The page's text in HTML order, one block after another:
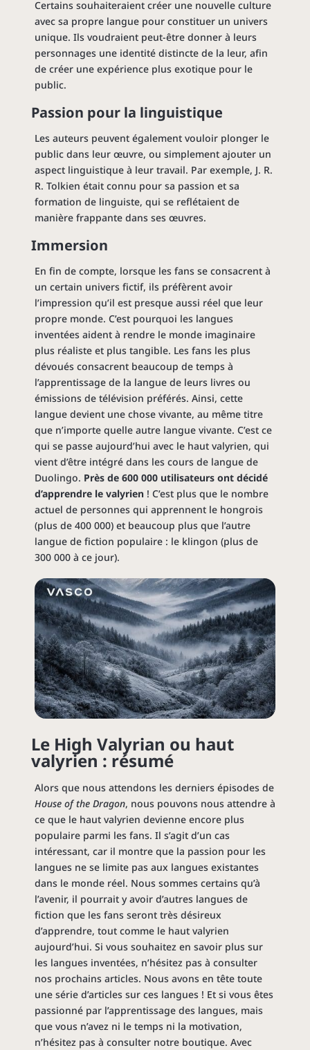
Certains souhaiteraient créer une nouvelle culture
avec sa propre langue pour constituer un univers
unique. Ils voudraient peut-être donner à leurs
personnages une identité distincte de la leur, afin
de créer une expérience plus exotique pour le
public.
Passion pour la linguistique
Les auteurs peuvent également vouloir plonger le
public dans leur œuvre, ou simplement ajouter un
aspect linguistique à leur travail. Par exemple, J. R.
R. Tolkien était connu pour sa passion et sa
formation de linguiste, qui se reflétaient de
manière frappante dans ses œuvres.
Immersion
En fin de compte, lorsque les fans se consacrent à
un certain univers fictif, ils préfèrent avoir
l’impression qu’il est presque aussi réel que leur
propre monde. C’est pourquoi les langues
inventées aident à rendre le monde imaginaire
plus réaliste et plus tangible. Les fans les plus
dévoués consacrent beaucoup de temps à
l’apprentissage de la langue de leurs livres ou
émissions de télévision préférés. Ainsi, cette
langue devient une chose vivante, au même titre
que n’importe quelle autre langue vivante. C’est ce
qui se passe aujourd’hui avec le haut valyrien, qui
vient d’être intégré dans les cours de langue de
Duolingo. Près de 600 000 utilisateurs ont décidé
d’apprendre le valyrien ! C’est plus que le nombre
actuel de personnes qui apprennent le hongrois
(plus de 400 000) et beaucoup plus que l’autre
langue de fiction populaire : le klingon (plus de
300 000 à ce jour).
Le High Valyrian ou haut
valyrien : résumé
Alors que nous attendons les derniers épisodes de
House of the Dragon, nous pouvons nous attendre à
ce que le haut valyrien devienne encore plus
populaire parmi les fans. Il s’agit d’un cas
intéressant, car il montre que la passion pour les
langues ne se limite pas aux langues existantes
dans le monde réel. Nous sommes certains qu’à
l’avenir, il pourrait y avoir d’autres langues de
fiction que les fans seront très désireux
d’apprendre, tout comme le haut valyrien
aujourd’hui. Si vous souhaitez en savoir plus sur
les langues inventées, n’hésitez pas à consulter
nos prochains articles. Nous avons en tête toute
une série d’articles sur ces langues ! Et si vous êtes
passionné par l’apprentissage des langues, mais
que vous n’avez ni le temps ni la motivation,
n’hésitez pas à consulter notre boutique. Avec